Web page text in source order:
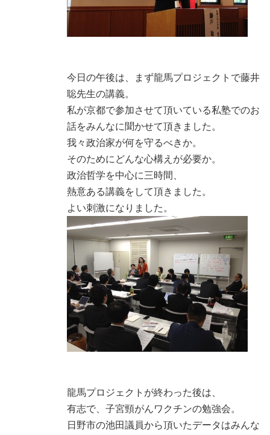
今日の午後は、まず龍馬プロジェクトで藤井
聡先生の講義。
私が京都で参加させて頂いている私塾でのお
話をみんなに聞かせて頂きました。
我々政治家が何を守るべきか。
そのためにどんな心構えが必要か。
政治哲学を中心に三時間、
熱意ある講義をして頂きました。
よい刺激になりました。
龍馬プロジェクトが終わった後は、
有志で、子宮頸がんワクチンの勉強会。
日野市の池田議員から頂いたデータはみんな